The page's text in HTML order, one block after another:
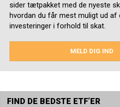
sider tætpakket med de nyeste
hvordan du får mest muligt ud af
investeringer i forhold til skat.
MELD DIG IND
FIND DE BEDSTE ETF’ER